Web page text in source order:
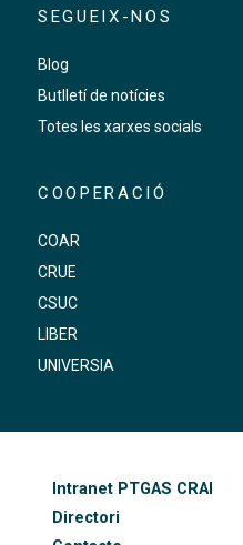
SEGUEIX-NOS
Blog
Butlletí de notícies
Totes les xarxes socials
COOPERACIÓ
COAR
CRUE
CSUC
LIBER
UNIVERSIA
Intranet PTGAS CRAI
Directori